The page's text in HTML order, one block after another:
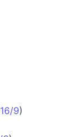
16/9)